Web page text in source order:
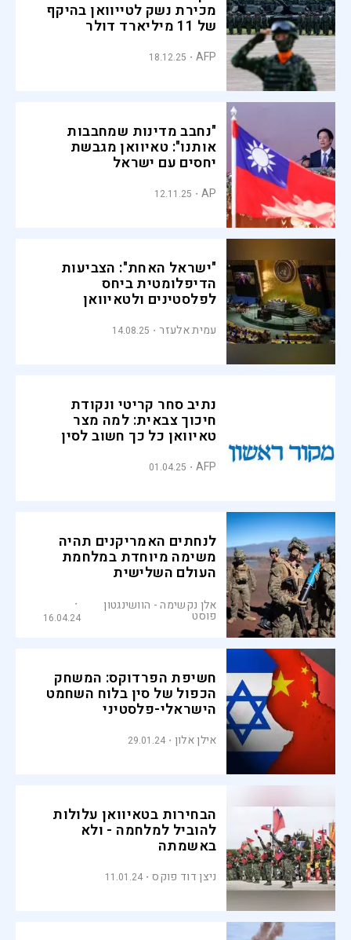
מכירת נשק לטייוואן בהיקף
של 11 מיליארד דולר
AFP
18.12.25
"נחבב מדינות שמחבבות
אותנו": טאיוואן מגבשת
יחסים עם ישראל
AP
12.11.25
"ישראל האחת": הצביעות
הדיפלומטית ביחס
לפלסטינים ולטאיוואן
עמית אלעזר 14.08.25
נתיב סחר קריטי ונקודת
חיכוך צבאית: למה מצר
טאיוואן כל כך חשוב לסין
AFP
01.04.25
לנחתים האמריקנים תהיה
משימה מיוחדת במלחמת
העולם השלישית
אלן נקשימה - הוושינגטון
פוסט 16.04.24
חשיפת הפרדוקס: המשחק
הכפול של סין בלוח השחמט
הישראלי-פלסטיני
אילן אלון 29.01.24
הבחירות בטאיוואן עלולות
להוביל למלחמה - ולא
באשמתה
ניצן דוד פוקס 11.01.24